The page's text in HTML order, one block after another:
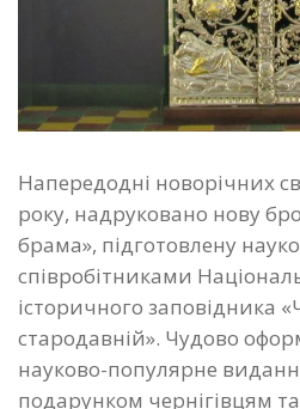
Напередодні новорічних
року, надруковано нову
брама», підготовлену
співробітниками
історичного заповідника
стародавній». Чудово
науково-популярне
подарунком чернігівцям